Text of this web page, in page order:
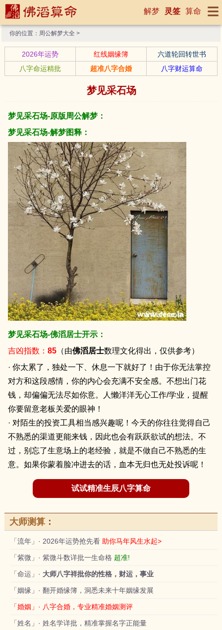
解梦 灵签 算命
你的位置： 周公解梦大全 >
2026年运势 红线姻缘簿
六道轮回转世书
八字命运精批
超准八字合婚 八字财运算命
梦见采石场
梦见采石场-原版周公解梦：
梦见采石场-解梦图释：
梦见采石场-佛滔居士开示：
吉凶指数： 85 （由佛滔居士数理文化得出，仅供参考）
· 你太累了，独处一下、休息一下就好了！由于你无法掌控
对方和这段感情，你的内心会充满不安全感。不想出门花
钱，却偏偏无法尽如你意。人懒洋洋无心工作/学业，提醒
你要留意老板关爱的眼神！
· 对陌生的投资工具相当感兴趣呢！今天的你往往觉得自己
不熟悉的渠道更能来钱，因此也会有跃跃欲试的想法。不
过，别忘了生意场上的老经验，就是不做自己不熟悉的生
意。如果你蒙着脸冲进去的话，血本无归也无处投诉呢！
试试精准生辰八字算命
大师测算：
「流年」· 2026年运势抢先看 助你马年风生水起>
「紫微」· 紫微斗数详批一生命格 超准!
「命运」· 大师八字祥批你的性格，财运，事业
「姻缘」· 翻开婚缘簿，洞悉未来十年姻缘发展
「婚姻」· 八字合婚，专业精准婚姻测评
「姓名」· 姓名学详批，精准掌握名字正能量